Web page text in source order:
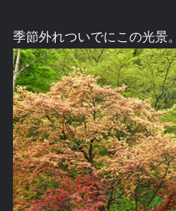
季節外れついでにこの光景